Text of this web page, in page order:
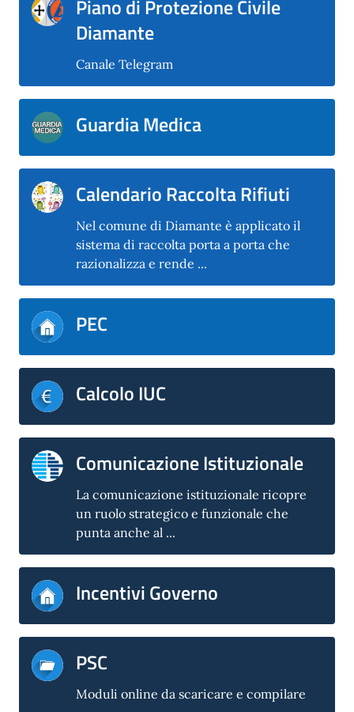
Piano di Protezione Civile
Diamante
Canale Telegram
Guardia Medica
Calendario Raccolta Rifiuti
Nel comune di Diamante è applicato il
sistema di raccolta porta a porta che
razionalizza e rende ...
PEC
Calcolo IUC
Comunicazione Istituzionale
La comunicazione istituzionale ricopre
un ruolo strategico e funzionale che
punta anche al ...
Incentivi Governo
PSC
Moduli online da scaricare e compilare